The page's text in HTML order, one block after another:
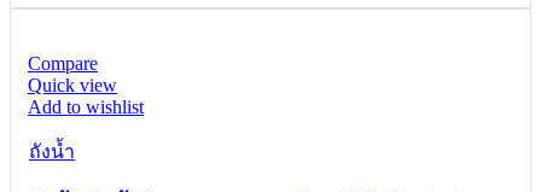
Compare
Quick view
Add to wishlist
ถังน้ำ